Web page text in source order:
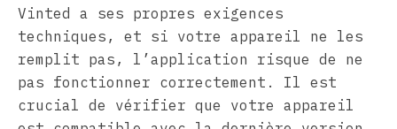
Vinted a ses propres exigences
techniques, et si votre appareil ne les
remplit pas, l’application risque de ne
pas fonctionner correctement. Il est
crucial de vérifier que votre appareil